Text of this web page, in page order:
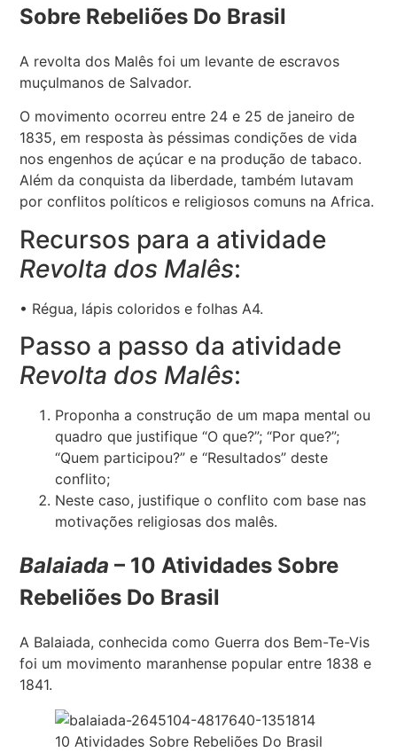
Sobre Rebeliões Do Brasil
A revolta dos Malês foi um levante de escravos
muçulmanos de Salvador.
O movimento ocorreu entre 24 e 25 de janeiro de
1835, em resposta às péssimas condições de vida
nos engenhos de açúcar e na produção de tabaco.
Além da conquista da liberdade, também lutavam
por conflitos políticos e religiosos comuns na Africa.
Recursos para a atividade
Revolta dos Malês:
• Régua, lápis coloridos e folhas A4.
Passo a passo da atividade
Revolta dos Malês:
Proponha a construção de um mapa mental ou
quadro que justifique “O que?”; “Por que?”;
“Quem participou?” e “Resultados” deste
conflito;
Neste caso, justifique o conflito com base nas
motivações religiosas dos malês.
Balaiada – 10 Atividades Sobre
Rebeliões Do Brasil
A Balaiada, conhecida como Guerra dos Bem-Te-Vis
foi um movimento maranhense popular entre 1838 e
1841.
10 Atividades Sobre Rebeliões Do Brasil